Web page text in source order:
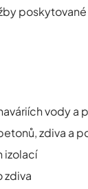
vody a
zdiva a
izolací
zdiva